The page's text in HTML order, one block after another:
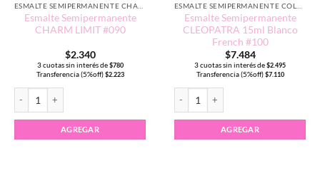
Esmalte Semipermanente
CHARM LIMIT #090
$2.340
3 cuotas sin interés de $780
Transferencia (5%off) $2.223
AGREGAR
Esmalte Semipermanente
CLEOPATRA 15ml Blanco
French #100
$7.484
3 cuotas sin interés de $2.495
Transferencia (5%off) $7.110
AGREGAR